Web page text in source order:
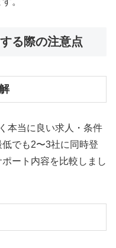
る際の注意点
本当に良い求人・条件
でも2〜3社に同時登
ート内容を比較しまし